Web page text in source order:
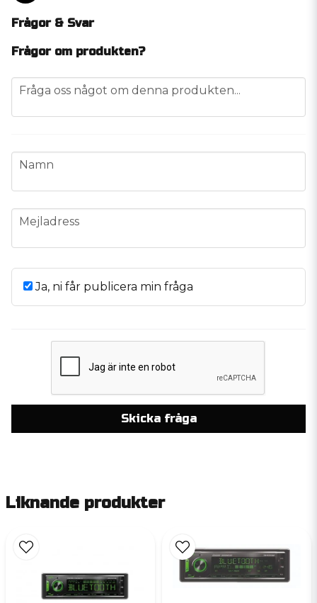
Frågor & Svar
Frågor om produkten?
question
Fråga oss något om denna produkten...
name
Namn
email
Mejladress
Ja, ni får publicera min fråga
Skicka fråga
Liknande produkter